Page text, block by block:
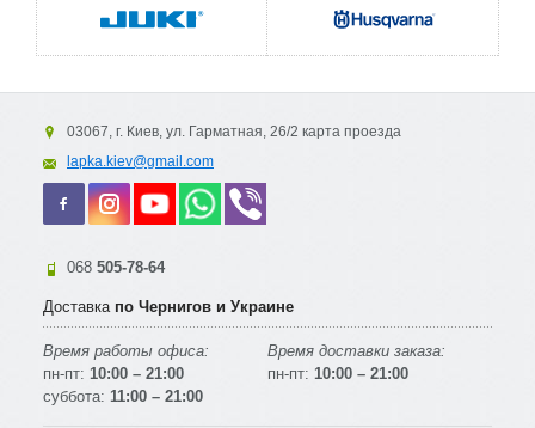
03067, г. Киев, ул. Гарматная, 26/2 карта проезда
lapka.kiev@gmail.com
068 505-78-64
Доставка по Чернигов и Украине
Время работы офиса:
пн-пт: 10:00 – 21:00
суббота: 11:00 – 21:00
Время доставки заказа:
пн-пт: 10:00 – 21:00